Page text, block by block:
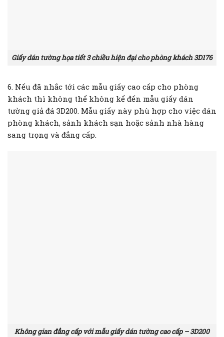
Giấy dán tường họa tiết 3 chiều hiện đại cho phòng khách 3D176
6. Nếu đã nhắc tới các mẫu giấy cao cấp cho phòng
khách thì không thể không kể đến mẫu giấy dán
tường giả đá 3D200. Mẫu giấy này phù hợp cho việc dán
phòng khách, sảnh khách sạn hoặc sảnh nhà hàng
sang trọng và đẳng cấp.
Không gian đẳng cấp với mẫu giấy dán tường cao cấp – 3D200